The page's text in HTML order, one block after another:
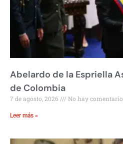
Abelardo de la Espriella
de Colombia
7 de agosto, 2026 No hay
Leer más »